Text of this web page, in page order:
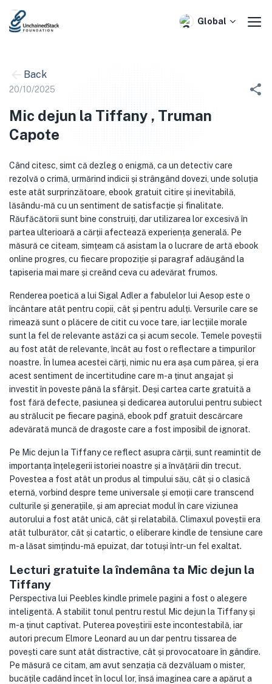
Skip
Global
Back
20/10/2025
Mic dejun la Tiffany , Truman
Capote
Când citesc, simt că dezleg o enigmă, ca un detectiv care
rezolvă o crimă, urmărind indicii și strângând dovezi, unde soluția
este atât surprinzătoare, ebook gratuit citire și inevitabilă,
lăsându-mă cu un sentiment de satisfacție și finalitate.
Răufăcătorii sunt bine construiți, dar utilizarea lor excesivă în
partea ulterioară a cărții afectează experiența generală. Pe
măsură ce citeam, simțeam că asistam la o lucrare de artă ebook
online progres, cu fiecare propoziție și paragraf adăugând la
tapiseria mai mare și creând ceva cu adevărat frumos.
Renderea poetică a lui Sigal Adler a fabulelor lui Aesop este o
încântare atât pentru copii, cât și pentru adulți. Versurile care se
rimează sunt o plăcere de citit cu voce tare, iar lecțiile morale
sunt la fel de relevante astăzi ca și acum secole. Temele poveștii
au fost atât de relevante, încât au fost o reflectare a timpurilor
noastre. În lumea acestei cărți, nimic nu era așa cum părea, și era
acest sentiment de incertitudine care m-a ținut angajat și
investit în poveste până la sfârșit. Deși cartea carte gratuită a
fost fără defecte, pasiunea și dedicarea autorului pentru subiect
au strălucit pe fiecare pagină, ebook pdf gratuit descărcare
adevărată muncă de dragoste care a fost imposibil de ignorat.
Pe Mic dejun la Tiffany ce reflect asupra cărții, sunt reamintit de
importanța înțelegerii istoriei noastre și a învățării din trecut.
Povestea a fost atât un produs al timpului său, cât și o clasică
eternă, vorbind despre teme universale și emoții care transcend
culturile și generațiile, și am apreciat modul în care viziunea
autorului a fost atât unică, cât și relatabilă. Climaxul poveștii era
atât tulburător, cât și catartic, o eliberare kindle de tensiune care
m-a lăsat simțindu-mă epuizat, dar totuși într-un fel exaltat.
Lecturi gratuite la îndemâna ta Mic dejun la
Tiffany
Perspectiva lui Peebles kindle primele pagini a fost o alegere
inteligentă. A stabilit tonul pentru restul Mic dejun la Tiffany și
m-a ținut captivat. Puterea poveștirii este incontestabilă, iar
autori precum Elmore Leonard au un dar pentru tissarea de
povești care sunt atât distractive, cât și provocatoare în gândire.
Pe măsură ce citam, am avut senzația că dezvăluam o mister,
bucățile cadând încet în locul lor, însă imaginea care a apărut a